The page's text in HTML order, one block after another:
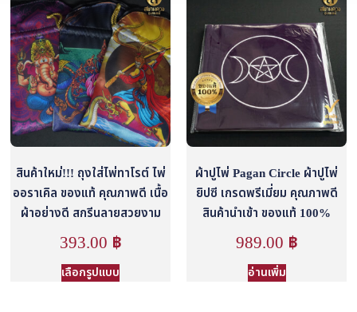
สินค้าใหม่!!! ถุงใส่ไพ่ทาโรต์ ไพ่
ออราเคิล ของแท้ คุณภาพดี เนื้อ
ผ้าอย่างดี สกรีนลายสวยงาม
393.00 ฿
เลือกรูปแบบ
ผ้าปูไพ่ Pagan Circle ผ้าปูไพ่
ยิปซี เกรดพรีเมี่ยม คุณภาพดี
สินค้านำเข้า ของแท้ 100%
989.00 ฿
อ่านเพิ่ม